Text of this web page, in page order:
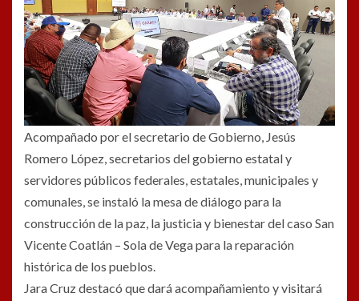
Acompañado por el secretario de Gobierno, Jesús
Romero López, secretarios del gobierno estatal y
servidores públicos federales, estatales, municipales y
comunales, se instaló la mesa de diálogo para la
construcción de la paz, la justicia y bienestar del caso San
Vicente Coatlán – Sola de Vega para la reparación
histórica de los pueblos.
Jara Cruz destacó que dará acompañamiento y visitará